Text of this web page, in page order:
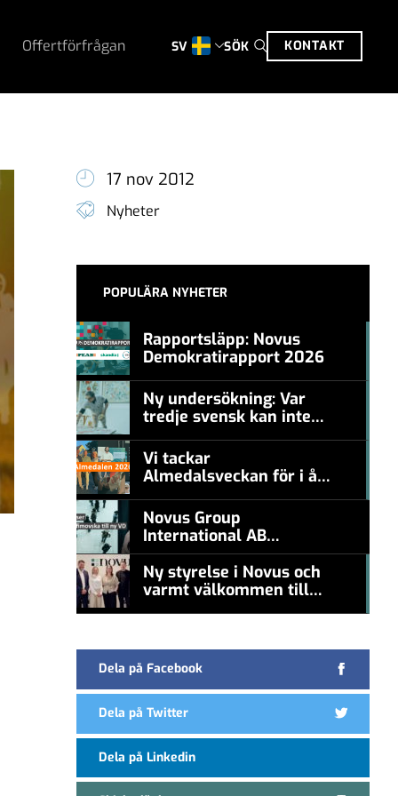
Offertförfrågan SV SÖK KONTAKT
17 nov 2012
Nyheter
POPULÄRA NYHETER
Rapportsläpp: Novus
Demokratirapport 2026
Ny undersökning: Var
tredje svensk kan inte
nämna en levande
konstnär
Vi tackar
Almedalsveckan för i år!
Novus Group
International AB
appoints Ana
Serafimovska as new
CEO
Ny styrelse i Novus och
varmt välkommen till
Carl Piva
Dela på Facebook
Dela på Twitter
Dela på Linkedin